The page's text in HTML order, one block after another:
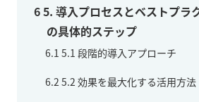
65. 導入プロセスとベストプラ
の具体的ステップ
6.1 5.1 段階的導入アプローチ
6.2 5.2 効果を最大化する活用方法